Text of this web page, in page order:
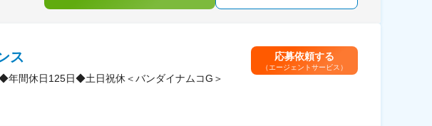
ス
年間休日125日◆土日祝休＜バンダイナムコG＞
応募依頼する
（エージェントサービス）